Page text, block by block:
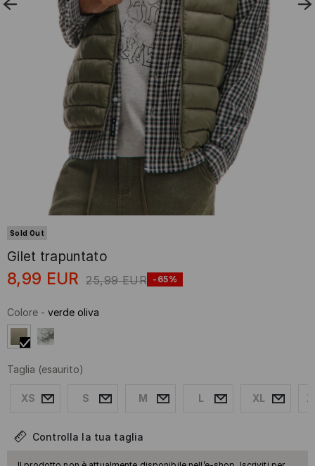
Sold Out
Gilet trapuntato
8,99 EUR 25,99 EUR -65%
Colore - verde oliva
Taglia (esaurito)
XS S M L XL
Controlla la tua taglia